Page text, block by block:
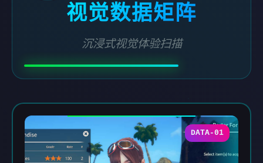
视觉数据矩阵
沉浸式视觉体验扫描
DATA-01